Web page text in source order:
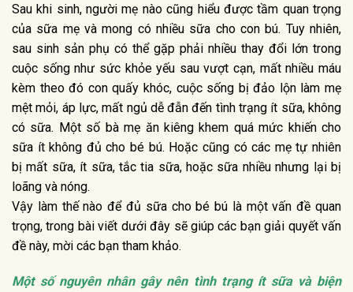
Sau khi sinh, người mẹ nào cũng hiểu được tầm quan trọng
của sữa mẹ và mong có nhiều sữa cho con bú. Tuy nhiên,
sau sinh sản phụ có thể gặp phải nhiều thay đổi lớn trong
cuộc sống như sức khỏe yếu sau vượt cạn, mất nhiều máu
kèm theo đó con quấy khóc, cuộc sống bị đảo lộn làm mẹ
mệt mỏi, áp lực, mất ngủ dễ đẫn đến tình trạng ít sữa, không
có sữa. Một số bà mẹ ăn kiêng khem quá mức khiến cho
sữa ít không đủ cho bé bú. Hoặc cũng có các mẹ tự nhiên
bị mất sữa, ít sữa, tắc tia sữa, hoặc sữa nhiều nhưng lại bị
loãng và nóng.
Vậy làm thế nào để đủ sữa cho bé bú là một vấn đề quan
trọng, trong bài viết dưới đây sẽ giúp các bạn giải quyết vấn
đề này, mời các bạn tham khảo.
Một số nguyên nhân gây nên tình trạng ít sữa và biện